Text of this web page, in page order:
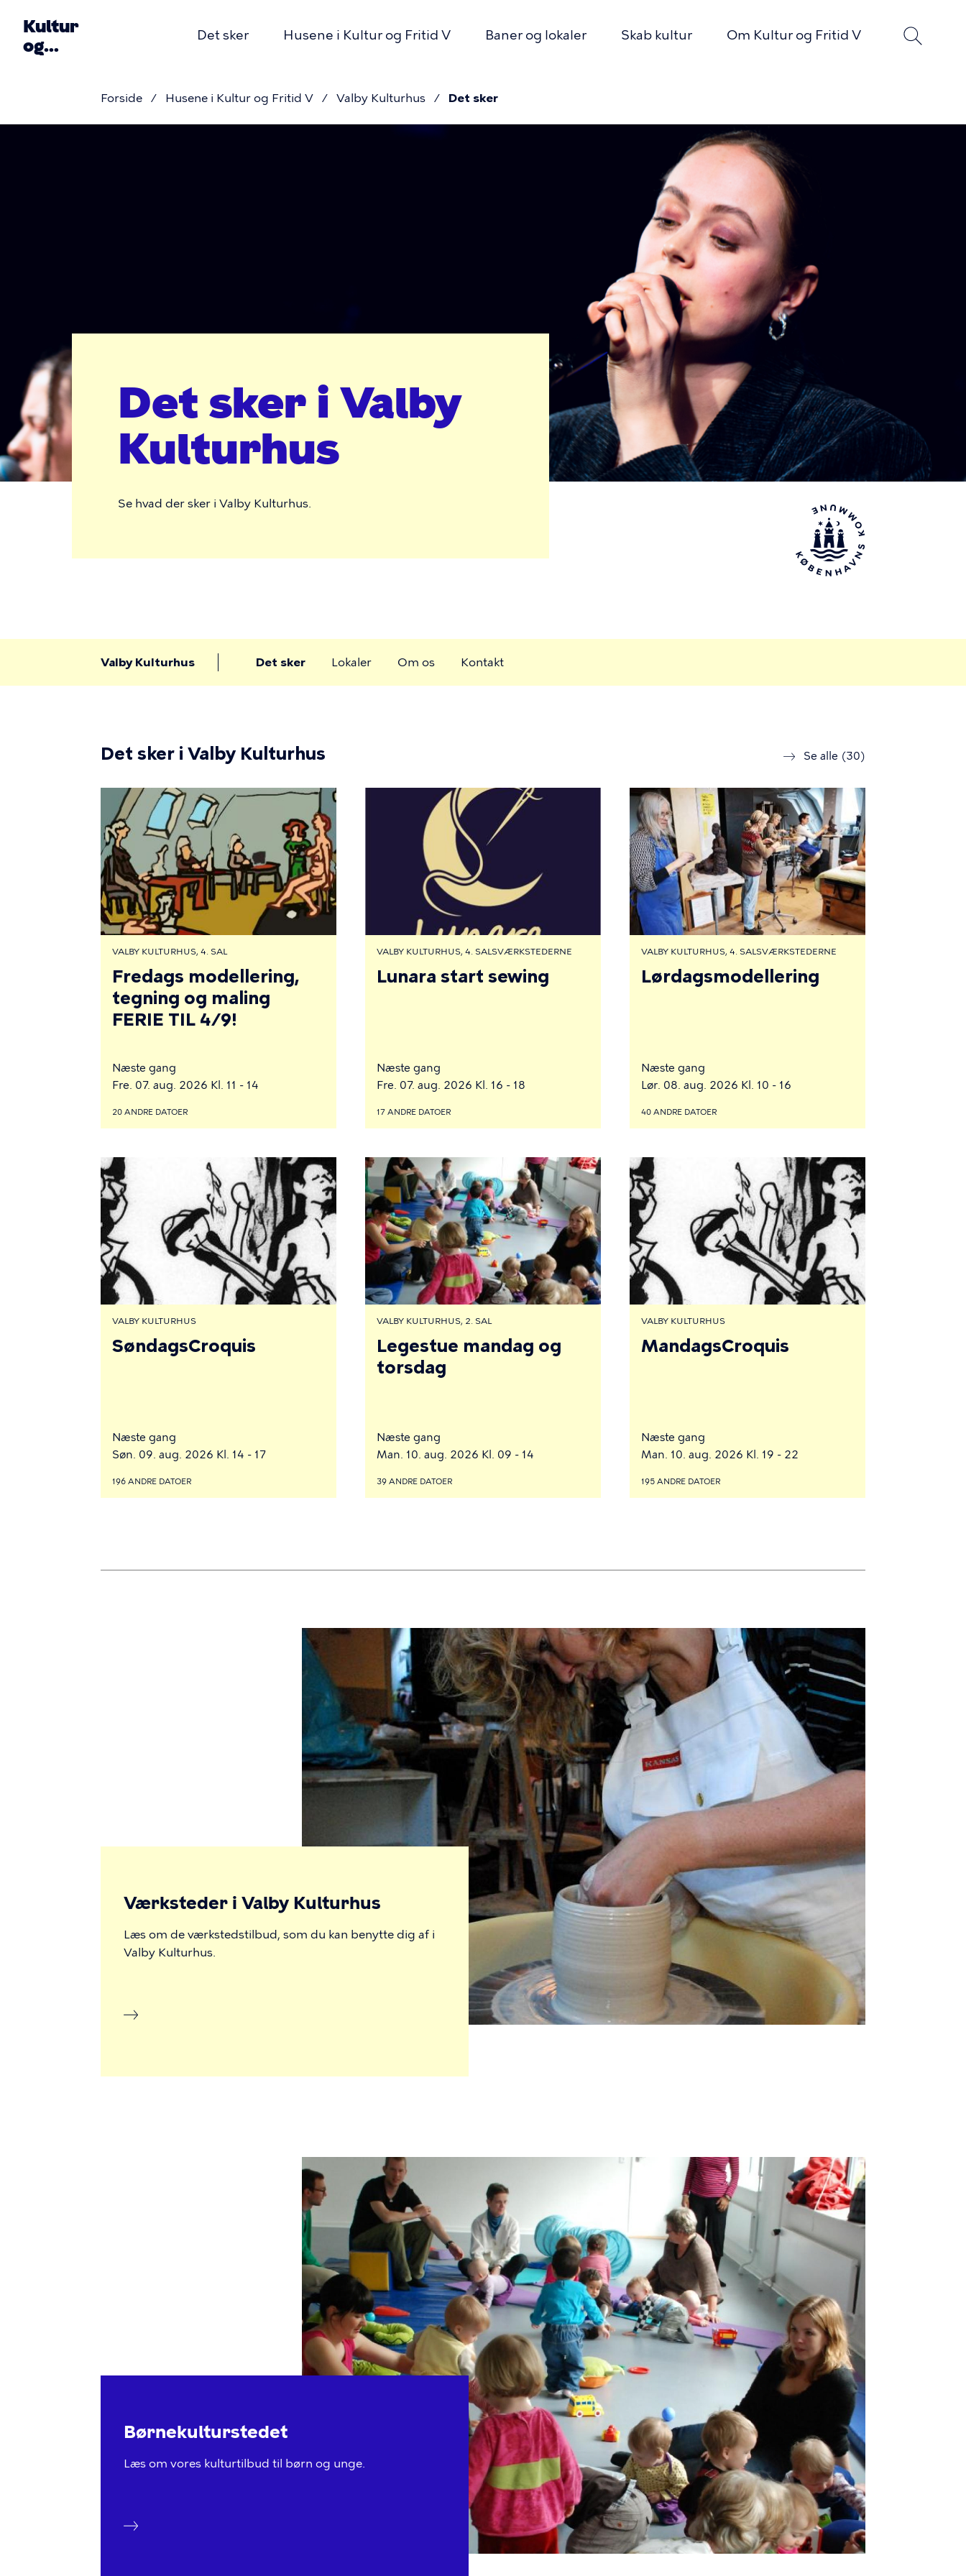
hovedindhold
Kultur
og
navigation
Det sker Husene i Kultur og Fritid V Baner og lokaler Skab kultur Om Kultur og Fritid V
Brødkrumme
Forside Husene i Kultur og Fritid V Valby Kulturhus Det sker
Valby
Kulturhus
Det sker i Valby
Kulturhus
Se hvad der sker i Valby Kulturhus.
Valby Kulturhus Det sker Lokaler Om os Kontakt
Det sker i Valby Kulturhus
VALBY KULTURHUS, 4. SAL
Fredags modellering,
tegning og maling
FERIE TIL 4/9!
Næste gang
Fre. 07. aug. 2026 Kl. 11 - 14
20 ANDRE DATOER
VALBY KULTURHUS, 4. SALSVÆRKSTEDERNE
Lunara start sewing
Næste gang
Fre. 07. aug. 2026 Kl. 16 - 18
17 ANDRE DATOER
VALBY KULTURHUS, 4. SALSVÆRKSTEDERNE
Lørdagsmodellering
Næste gang
Lør. 08. aug. 2026 Kl. 10 - 16
40 ANDRE DATOER
VALBY KULTURHUS
SøndagsCroquis
Næste gang
Søn. 09. aug. 2026 Kl. 14 - 17
196 ANDRE DATOER
VALBY KULTURHUS, 2. SAL
Legestue mandag og
torsdag
Næste gang
Man. 10. aug. 2026 Kl. 09 - 14
39 ANDRE DATOER
VALBY KULTURHUS
MandagsCroquis
Næste gang
Man. 10. aug. 2026 Kl. 19 - 22
195 ANDRE DATOER
Se alle (30)
Værksteder i Valby Kulturhus
Læs om de værkstedstilbud, som du kan benytte dig af i
Valby Kulturhus.
Børnekulturstedet
Læs om vores kulturtilbud til børn og unge.